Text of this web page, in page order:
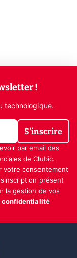
!
technologique.
S'inscrire
par email des
de Clubic.
votre consentement
présent
la gestion de vos
confidentialité